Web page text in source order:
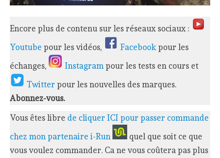
Encore plus de contenu sur les réseaux sociaux :
Youtube pour les vidéos, Facebookpour les
échanges,
Instagrampour les tests en cours et
Twitterpour les nouvelles des marques.
Abonnez-vous.
Vous êtes libre de cliquer ICI pour passer commande
chez mon partenaire i-Run
quel que soit ce que
vous voulez commander. Ca ne vous coûtera pas plus